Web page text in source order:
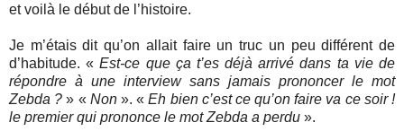
et voilà le début de l’histoire.
Je m’étais dit qu’on allait faire un truc un peu différent de
d’habitude. «Est-ce que ça t’es déjà arrivé dans ta vie de
répondre à une interview sans jamais prononcer le mot
Zebda ? » « Non». «Eh bien c’est ce qu’on faire va ce soir !
le premier qui prononce le mot Zebda a perdu ».